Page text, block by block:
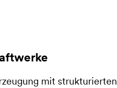
mit strukturierten